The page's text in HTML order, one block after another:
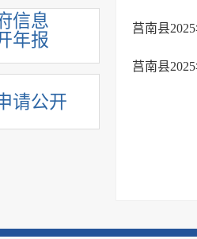
灾害事故应...
位信息公开
标准目录
信息
年报
请公开
莒南县
莒南县